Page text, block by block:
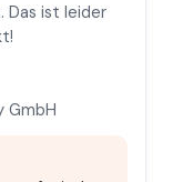
Das ist leider
GmbH